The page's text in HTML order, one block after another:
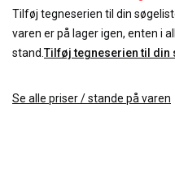
Tilføj tegneserien til din
varen er på lager igen, enten i
stand.Tilføj tegneserien til din
Se alle priser / stande på varen